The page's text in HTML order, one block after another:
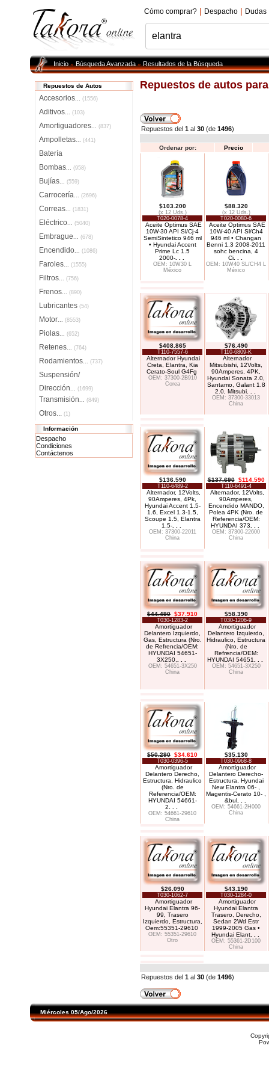
Cómo comprar? | Despacho | Dudas
Inicio»Búsqueda Avanzada»Resultados de la Búsqueda
Repuestos de Autos
Accesorios... (1556)
Aditivos... (103)
Amortiguadores... (837)
Ampolletas... (441)
Batería
Bombas... (958)
Bujías... (559)
Carrocería... (2696)
Correas... (1831)
Eléctrico... (5040)
Embrague... (678)
Encendido... (1086)
Faroles... (1555)
Filtros... (756)
Frenos... (890)
Lubricantes (54)
Motor... (8553)
Piolas... (652)
Retenes... (764)
Rodamientos... (737)
Suspensión/
Dirección... (1699)
Transmisión... (849)
Otros... (1)
Información
Despacho
Condiciones
Contáctenos
Repuestos de autos
Repuestos del 1 al 30 (de 1496)
Ordenar por: Precio
$103.200
(x 12 Uds.)
T020-0078-4
Aceite Optimus SAE
10W-30 API Sl/Cj-4
SemiSintetico 946 ml
• Hyundai Accent
Prime Lc 1.5
2000-. . .
OEM: 10W30 L
México
$88.320
(x 12 Uds.)
T020-0080-6
Aceite Optimus SAE
10W-40 API Sl/Ch4
946 ml • Changan
Benni 1.3 2008-2011
sohc bencina, 4
Ci. . .
OEM: 10W40 SL/CH4 L
México
$408.865
T110-7557-6
Alternador Hyundai
Creta, Elantra, Kia
Cerato-Soul G4Fg
OEM: 37300-2B910
Corea
$76.490
T110-6809-K
Alternador
Mitsubishi, 12Volts,
90Amperes, 4PK,
Hyundai Sonata 2.0,
Santamo, Galant 1.8
2.0, Mitsubi. . .
OEM: 37300-33013
China
$136.590
T110-6489-2
Alternador, 12Volts,
90Amperes, 4Pk,
Hyundai Accent 1.5-
1.6, Excel 1.3-1.5,
Scoupe 1.5, Elantra
1.5-
OEM: 37300-22011
China
$137.690 $114.590
T110-6491-4
Alternador, 12Volts,
90Amperes,
Encendido MANDO,
Polea 4PK (Nro. de
Referencia/OEM:
HYUNDAI 373
OEM: 37300-22600
China
$44.490 $37.910
T030-1283-2
Amortiguador
Delantero Izquierdo,
Gas, Estructura (Nro.
de Refrencia/OEM:
HYUNDAI 54651-
3X250,
OEM: 54651-3X250
China
$58.390
T030-1206-9
Amortiguador
Delantero Izquierdo,
Hidraulico, Estructura
(Nro. de
Refrencia/OEM:
HYUNDAI 54651
OEM: 54651-3X250
China
$50.290 $34.610
T030-0396-5
Amortiguador
Delantero Derecho,
Estructura, Hidraulico
(Nro. de
Referencia/OEM:
HYUNDAI 54661-
2
OEM: 54661-29610
China
$35.130
T030-0968-8
Amortiguador
Delantero Derecho-
Estructura, Hyundai
New Elantra 06- ,
Magentis-Cerato 10- ,
&bul. . .
OEM: 54661-2H000
China
$26.090
T030-1062-7
Amortiguador
Hyundai Elantra 96-
99, Trasero
Izquierdo, Estructura,
Oem:55351-29610
OEM: 55351-29610
Otro
$43.190
T030-1284-0
Amortiguador
Hyundai Elantra
Trasero, Derecho,
Sedan 2Wd Estr
1999-2005 Gas •
Hyundai Elant. . .
OEM: 55361-2D100
China
Repuestos del 1 al 30 (de 1496)
Miércoles 05/Ago/2026